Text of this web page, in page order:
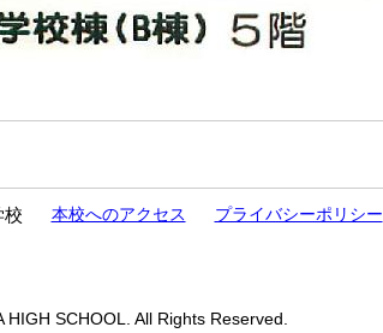
校 本校へのアクセス プライバシーポリシー
SCHOOL. All Rights Reserved.